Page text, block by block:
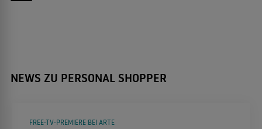
NEWS ZU PERSONAL SHOPPER
FREE-TV-PREMIERE BEI ARTE